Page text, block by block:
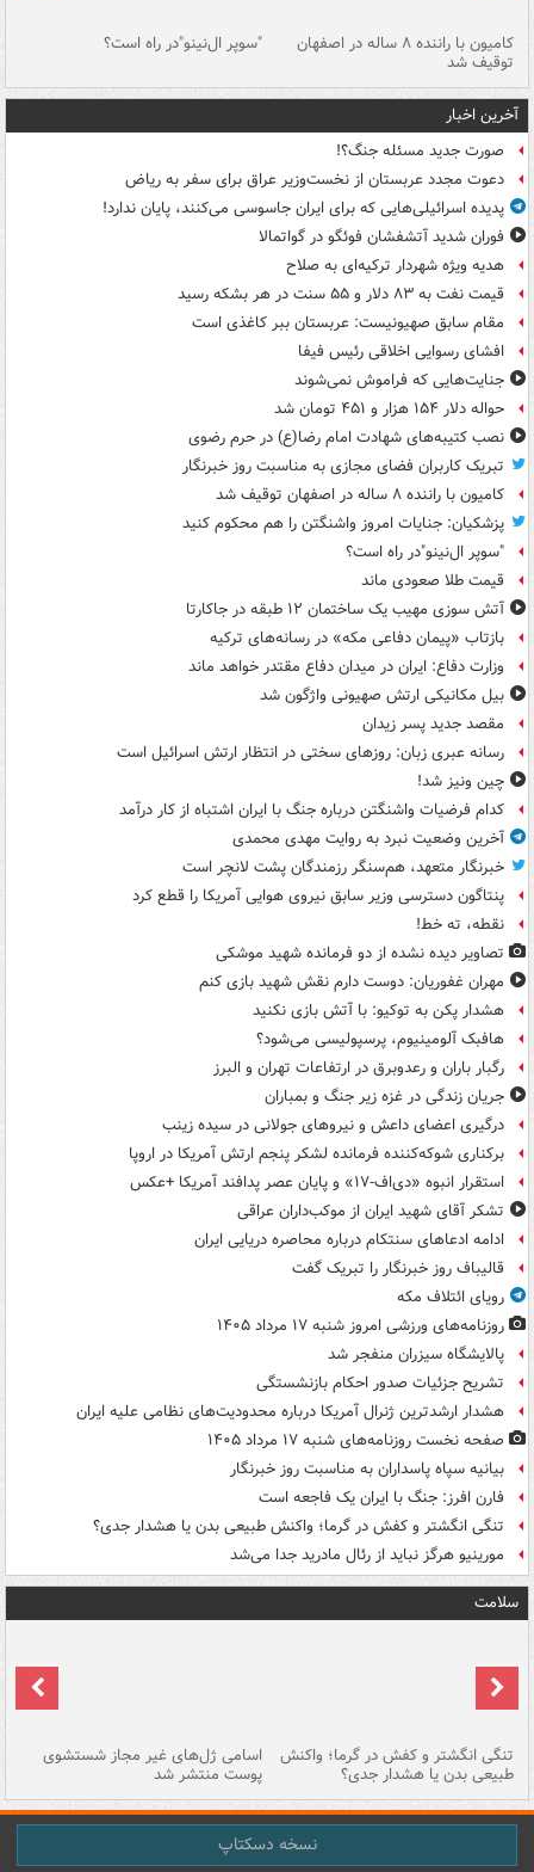
کامیون با راننده ۸ ساله در اصفهان
توقیف شد
"سوپر ال‌نینو"در راه است؟
آخرین اخبار
صورت جدید مسئله جنگ؟!
دعوت مجدد عربستان از نخست‌وزیر عراق برای سفر به ریاض
پدیده اسرائیلی‌هایی که برای ایران جاسوسی می‌کنند، پایان ندارد!
فوران شدید آتشفشان فوئگو در گواتمالا
هدیه ویژه شهردار ترکیه‌ای به صلاح
قیمت نفت به ۸۳ دلار و ۵۵ سنت در هر بشکه رسید
مقام سابق صهیونیست: عربستان ببر کاغذی است
افشای رسوایی اخلاقی رئیس فیفا
جنایت‌هایی که فراموش نمی‌شوند
حواله دلار ۱۵۴ هزار و ۴۵۱ تومان شد
نصب کتیبه‌های شهادت امام رضا(ع) در حرم رضوی
تبریک کاربران فضای مجازی به مناسبت روز خبرنگار
کامیون با راننده ۸ ساله در اصفهان توقیف شد
پزشکیان: جنایات امروز واشنگتن را هم محکوم کنید
"سوپر ال‌نینو"در راه است؟
قیمت طلا صعودی ماند
آتش سوزی مهیب یک ساختمان ۱۲ طبقه در جاکارتا
بازتاب «پیمان دفاعی مکه» در رسانه‌های ترکیه
وزارت دفاع: ایران در میدان دفاع مقتدر خواهد ماند
بیل مکانیکی ارتش صهیونی واژگون شد
مقصد جدید پسر زیدان
رسانه عبری زبان: روزهای سختی در انتظار ارتش اسرائیل است
چین ونیز شد!
کدام فرضیات واشنگتن درباره جنگ با ایران اشتباه از کار درآمد
آخرین وضعیت نبرد به روایت مهدی محمدی
خبرنگار متعهد، هم‌سنگر رزمندگان پشت لانچر است
پنتاگون دسترسی وزیر سابق نیروی هوایی آمریکا را قطع کرد
نقطه، ته خط!
تصاویر دیده‌ نشده از دو فرمانده شهید موشکی
مهران غفوریان: دوست دارم نقش شهید بازی کنم
هشدار پکن به توکیو: با آتش بازی نکنید
هافبک آلومینیوم، پرسپولیسی می‌شود؟
رگبار باران و رعدوبرق در ارتفاعات تهران و البرز
جریان زندگی در غزه زیر جنگ و بمباران
درگیری اعضای داعش و نیروهای جولانی در سیده زینب
برکناری شوکه‌کننده فرمانده لشکر پنجم ارتش آمریکا در اروپا
استقرار انبوه «دی‌اف‑۱۷» و پایان عصر پدافند آمریکا +عکس
تشکر آقای شهید ایران از موکب‌داران عراقی
ادامه ادعاهای سنتکام درباره محاصره دریایی ایران
قالیباف روز خبرنگار را تبریک گفت
رویای ائتلاف مکه
روزنامه‌های ورزشی امروز ‌شنبه ۱۷ مرداد ۱۴۰۵
پالایشگاه سیزران منفجر شد
تشریح جزئیات صدور احکام بازنشستگی
هشدار ارشدترین ژنرال آمریکا درباره محدودیت‌های نظامی علیه ایران
صفحه نخست روزنامه‌های شنبه ۱۷ مرداد ۱۴۰۵
بیانیه سپاه پاسداران به مناسبت روز خبرنگار
فارن افرز: جنگ با ایران یک فاجعه است
تنگی انگشتر و کفش در گرما؛ واکنش طبیعی بدن یا هشدار جدی؟
مورینیو هرگز نباید از رئال مادرید جدا می‌شد
سلامت
تنگی انگشتر و کفش در گرما؛ واکنش
طبیعی بدن یا هشدار جدی؟
اسامی ژل‌های غیر مجاز شستشوی
پوست منتشر شد
نسخه دسکتاپ